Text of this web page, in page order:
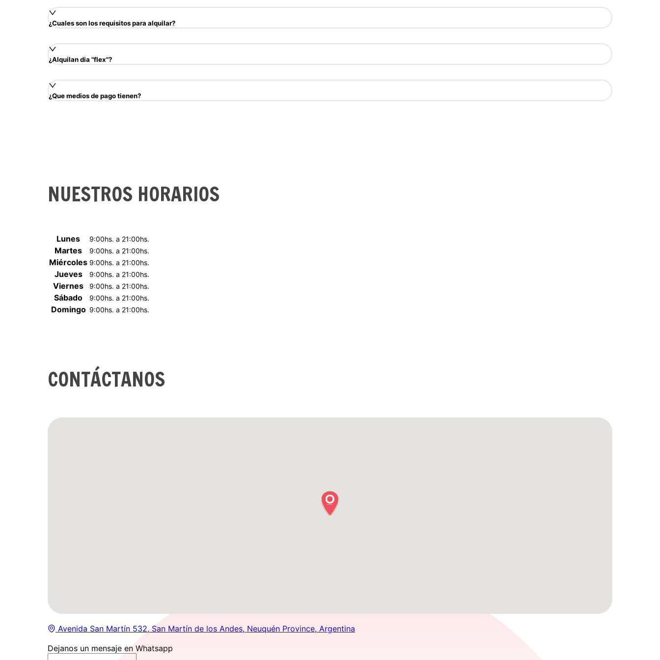
¿Cuales son los requisitos para alquilar?
¿Alquilan dia "flex"?
¿Que medios de pago tienen?
NUESTROS HORARIOS
Lunes 9:00hs. a 21:00hs.
Martes 9:00hs. a 21:00hs.
Miércoles 9:00hs. a 21:00hs.
Jueves 9:00hs. a 21:00hs.
Viernes 9:00hs. a 21:00hs.
Sábado 9:00hs. a 21:00hs.
Domingo 9:00hs. a 21:00hs.
CONTÁCTANOS
Avenida San Martín 532, San Martín de los Andes, Neuquén Province, Argentina
Dejanos un mensaje en Whatsapp